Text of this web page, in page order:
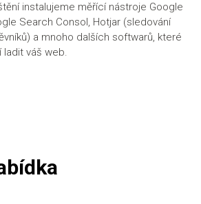
instalujeme měřící nástroje Google
Search Consol, Hotjar (sledování
a mnoho dalších softwarů, které
ladit váš web.